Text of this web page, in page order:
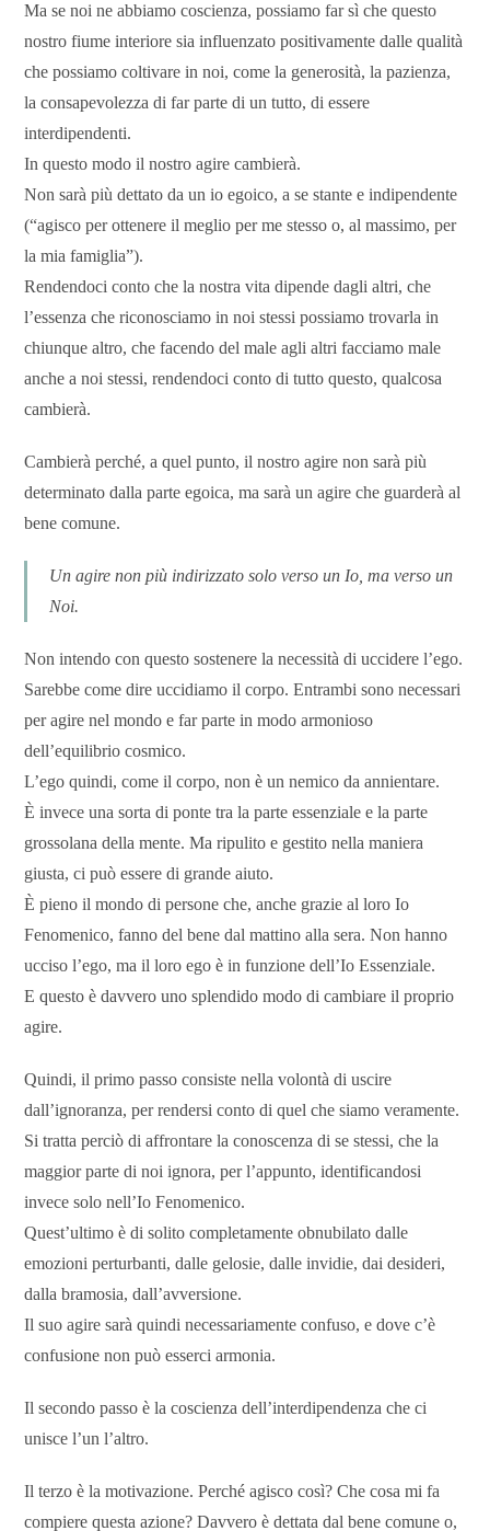
Ma se noi ne abbiamo coscienza, possiamo far sì che questo
nostro fiume interiore sia influenzato positivamente dalle qualità
che possiamo coltivare in noi, come la generosità, la pazienza,
la consapevolezza di far parte di un tutto, di essere
interdipendenti.
In questo modo il nostro agire cambierà.
Non sarà più dettato da un io egoico, a se stante e indipendente
(“agisco per ottenere il meglio per me stesso o, al massimo, per
la mia famiglia”).
Rendendoci conto che la nostra vita dipende dagli altri, che
l’essenza che riconosciamo in noi stessi possiamo trovarla in
chiunque altro, che facendo del male agli altri facciamo male
anche a noi stessi, rendendoci conto di tutto questo, qualcosa
cambierà.
Cambierà perché, a quel punto, il nostro agire non sarà più
determinato dalla parte egoica, ma sarà un agire che guarderà al
bene comune.
Un agire non più indirizzato solo verso un Io, ma verso un
Noi.
Non intendo con questo sostenere la necessità di uccidere l’ego.
Sarebbe come dire uccidiamo il corpo. Entrambi sono necessari
per agire nel mondo e far parte in modo armonioso
dell’equilibrio cosmico.
L’ego quindi, come il corpo, non è un nemico da annientare.
È invece una sorta di ponte tra la parte essenziale e la parte
grossolana della mente. Ma ripulito e gestito nella maniera
giusta, ci può essere di grande aiuto.
È pieno il mondo di persone che, anche grazie al loro Io
Fenomenico, fanno del bene dal mattino alla sera. Non hanno
ucciso l’ego, ma il loro ego è in funzione dell’Io Essenziale.
E questo è davvero uno splendido modo di cambiare il proprio
agire.
Quindi, il primo passo consiste nella volontà di uscire
dall’ignoranza, per rendersi conto di quel che siamo veramente.
Si tratta perciò di affrontare la conoscenza di se stessi, che la
maggior parte di noi ignora, per l’appunto, identificandosi
invece solo nell’Io Fenomenico.
Quest’ultimo è di solito completamente obnubilato dalle
emozioni perturbanti, dalle gelosie, dalle invidie, dai desideri,
dalla bramosia, dall’avversione.
Il suo agire sarà quindi necessariamente confuso, e dove c’è
confusione non può esserci armonia.
Il secondo passo è la coscienza dell’interdipendenza che ci
unisce l’un l’altro.
Il terzo è la motivazione. Perché agisco così? Che cosa mi fa
compiere questa azione? Davvero è dettata dal bene comune o,